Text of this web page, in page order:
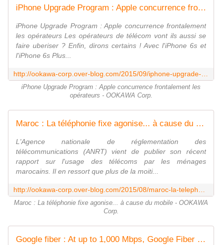
iPhone Upgrade Program : Apple concurrence frontalement les opérateurs - OOKAWA Corp.
iPhone Upgrade Program : Apple concurrence frontalement
les opérateurs Les opérateurs de télécom vont ils aussi se
faire uberiser ? Enfin, dirons certains ! Avec l'iPhone 6s et
l'iPhone 6s Plus...
iPhone Upgrade Program : Apple concurrence frontalement les
opérateurs - OOKAWA Corp.
Maroc : La téléphonie fixe agonise... à cause du mobile - OOKAWA Corp.
L'Agence nationale de réglementation des
télécommunications (ANRT) vient de publier son récent
rapport sur l'usage des télécoms par les ménages
marocains. Il en ressort que plus de la moiti...
Maroc : La téléphonie fixe agonise... à cause du mobile - OOKAWA
Corp.
Google fiber : At up to 1,000 Mbps, Google Fiber is 100 times faster than today's basic broadband - OOKAWA Corp.